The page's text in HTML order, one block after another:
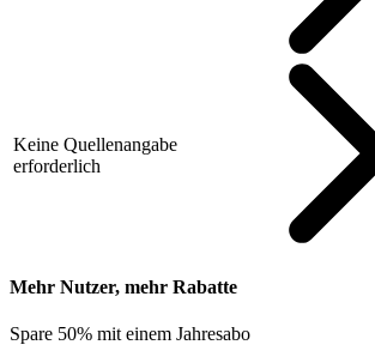
Keine Quellenangabe
erforderlich
Mehr Nutzer, mehr Rabatte
Spare 50% mit einem Jahresabo